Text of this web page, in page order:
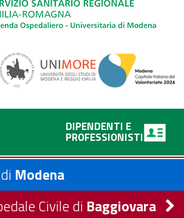
DIPENDENTI E
PROFESSIONISTI
Modena
Civile di Baggiovara